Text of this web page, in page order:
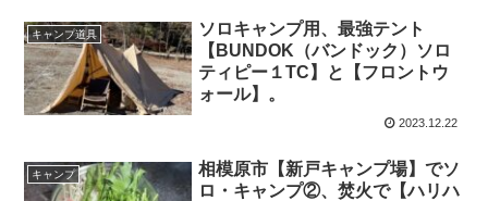
キャンプ道具
ソロキャンプ用、最強テント
【BUNDOK（バンドック）ソロ
ティピー１TC】と【フロントウ
ォール】。
2023.12.22
キャンプ
相模原市【新戸キャンプ場】でソ
ロ・キャンプ②、焚火で【ハリハ